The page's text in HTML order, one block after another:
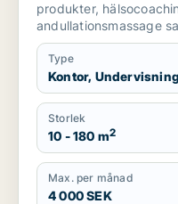
produkter,
andullationsmassage
Type
Kontor,
Storlek
10 - 180 m2
Max. per månad
4 000 SEK